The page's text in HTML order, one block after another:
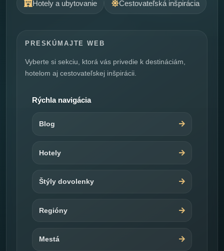
Hotely a ubytovanie Cestovateľská inšpirácia
PRESKÚMAJTE WEB
Vyberte si sekciu, ktorá vás privedie k destináciám,
hotelom aj cestovateľskej inšpirácii.
Rýchla navigácia
Blog
Hotely
Štýly dovolenky
Regióny
Mestá